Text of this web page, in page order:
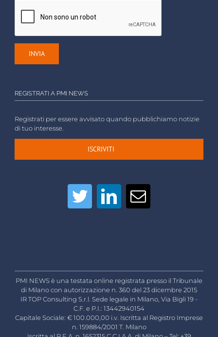
REGISTRATI A PMI NEWS
Registrati per essere avvisato quando pubblichiamo notizie
di tuo interesse.
ISCRIVITI
PMI NEWS è una testata online registrata presso il Tribunale
di Milano con autorizzazione n. 360 del 23 dicembre 2015
IR TOP Consulting S.r.l. Sede legale in Milano, Via Bigli 19 -
C.F. e P.I.: 13442940154
Capitale Sociale: € 100.000,00 i.v. Iscritta al Registro Imprese
n. 159884/2001 T. Milano